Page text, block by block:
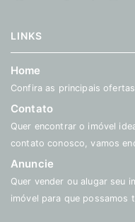
LINKS
Home
Confira as principais
Contato
Quer encontrar o imóvel
contato conosco, vamos
Anuncie
Quer vender ou alugar seu
imóvel para que possamos